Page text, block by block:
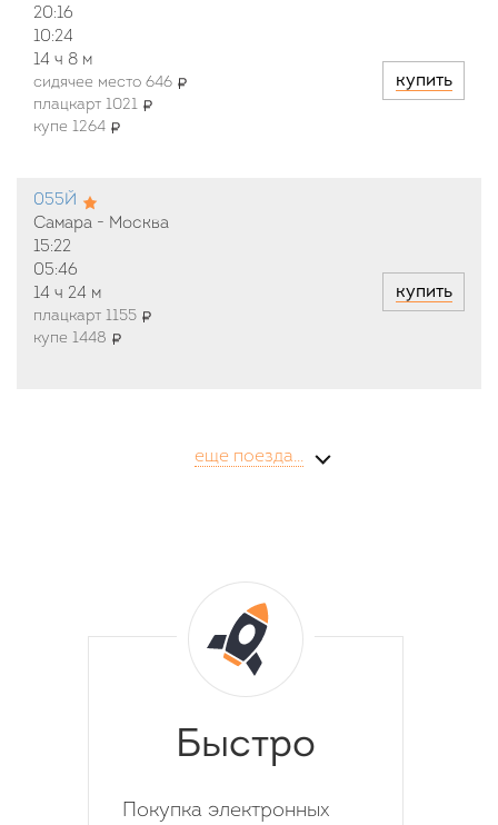
20:16
10:24
14 ч 8 м
сидячее место 646
плацкарт 1021
купе 1264
купить
055Й
Самара - Москва
15:22
05:46
14 ч 24 м
плацкарт 1155
купе 1448
купить
еще поезда...
Быстро
Покупка электронных